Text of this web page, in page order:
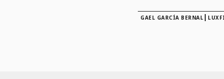
GAEL GARCÍA BERNAL |